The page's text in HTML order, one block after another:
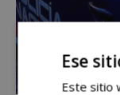
Ese
Este sitio